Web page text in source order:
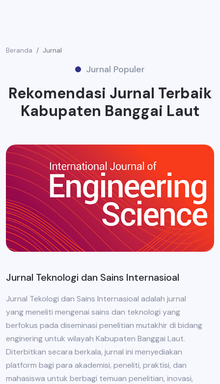
Beranda Jurnal
Jurnal Populer
Rekomendasi Jurnal Terbaik
Kabupaten Banggai Laut
Jurnal Teknologi dan Sains Internasioal
Jurnal Tekologi dan Sains Internasioal adalah jurnal
yang meneliti mengenai sains dan teknologi yang
berfokus pada diseminasi penelitian mutakhir di bidang
enginering untuk wilayah Kabupaten Banggai Laut.
Diterbitkan secara berkala, jurnal ini menyediakan
platform bagi para akademisi, peneliti, praktisi, dan
mahasiswa untuk berbagi temuan penelitian, inovasi,